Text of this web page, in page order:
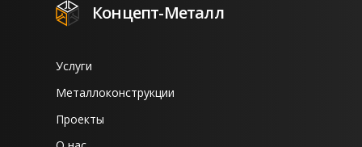
Концепт-Металл
Услуги
Металлоконструкции
Проекты